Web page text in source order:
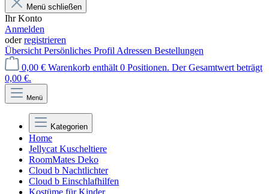
Menü schließen
Ihr Konto
Anmelden
oderregistrieren
Übersicht Persönliches Profil Adressen Bestellungen
0,00 € Warenkorb enthält 0 Positionen. Der Gesamtwert beträgt
0,00 €.
Menü
Kategorien
Home
Jellycat Kuscheltiere
RoomMates Deko
Cloud b Nachtlichter
Cloud b Einschlafhilfen
Kostüme für Kinder